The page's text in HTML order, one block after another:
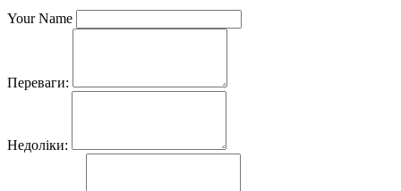
Your Name
Переваги:
Недоліки: